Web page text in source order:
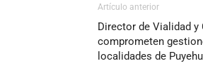
Artículo anterior
Director de Vialidad y
comprometen
localidades de